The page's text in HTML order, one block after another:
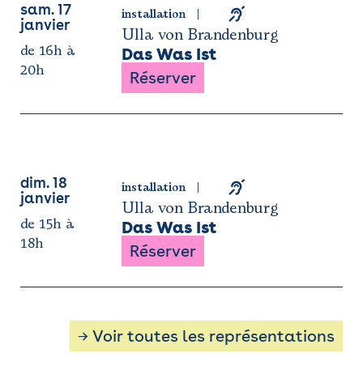
sam. 17
janvier
de 16h à
20h
installation
Ulla von Brandenburg
Das Was Ist
Réserver
dim. 18
janvier
de 15h à
18h
installation
Ulla von Brandenburg
Das Was Ist
Réserver
→ Voir toutes les représentations